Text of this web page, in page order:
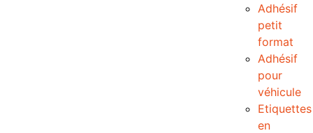
Adhésif
petit
format
Adhésif
pour
véhicule
Etiquettes
en